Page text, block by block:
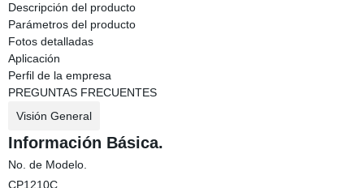
Descripción del producto
Parámetros del producto
Fotos detalladas
Aplicación
Perfil de la empresa
PREGUNTAS FRECUENTES
Visión General
Información Básica.
No. de Modelo.
CP1210C